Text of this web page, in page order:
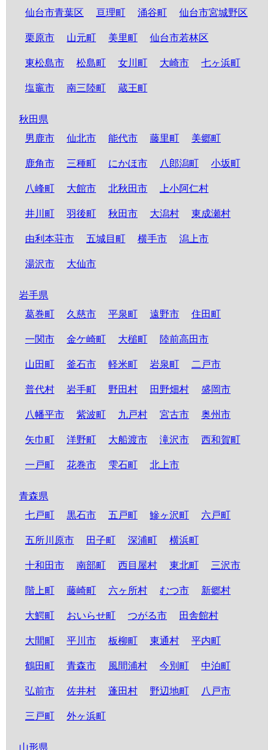
仙台市青葉区 亘理町 涌谷町 仙台市宮城野区
栗原市 山元町 美里町 仙台市若林区
東松島市 松島町 女川町 大崎市 七ヶ浜町
塩竈市 南三陸町 蔵王町
秋田県
男鹿市
仙北市 能代市 藤里町 美郷町
鹿角市 三種町 にかほ市 八郎潟町 小坂町
八峰町 大館市 北秋田市 上小阿仁村
井川町 羽後町 秋田市 大潟村 東成瀬村
由利本荘市 五城目町 横手市 潟上市
湯沢市 大仙市
岩手県
葛巻町
久慈市 平泉町 遠野市 住田町
一関市 金ケ崎町 大槌町 陸前高田市
山田町 釜石市 軽米町 岩泉町 二戸市
普代村 岩手町 野田村 田野畑村 盛岡市
八幡平市 紫波町 九戸村 宮古市 奥州市
矢巾町 洋野町 大船渡市 滝沢市 西和賀町
一戸町 花巻市 雫石町 北上市
青森県
七戸町
黒石市 五戸町 鰺ヶ沢町 六戸町
五所川原市 田子町 深浦町 横浜町
十和田市 南部町 西目屋村 東北町 三沢市
階上町 藤崎町 六ヶ所村 むつ市 新郷村
大鰐町 おいらせ町 つがる市 田舎館村
大間町 平川市 板柳町 東通村 平内町
鶴田町 青森市 風間浦村 今別町 中泊町
弘前市 佐井村 蓬田村 野辺地町 八戸市
三戸町 外ヶ浜町
山形県